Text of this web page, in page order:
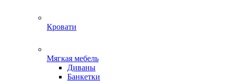
Кровати
Мягкая мебель
Диваны
Банкетки